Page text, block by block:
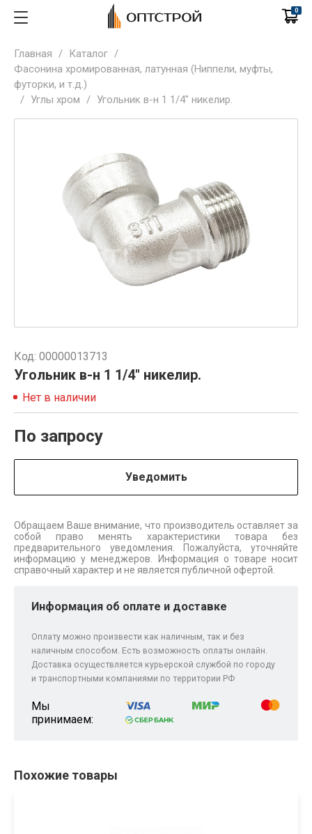
0
Главная / Каталог /
Фасонина хромированная, латунная (Ниппели, муфты,
футорки, и т.д.)
/ Углы хром / Угольник в-н 1 1/4" никелир.
Код: 00000013713
Угольник в-н 1 1/4" никелир.
Нет в наличии
По запросу
Уведомить
Обращаем Ваше внимание, что производитель оставляет за
собой право менять характеристики товара без
предварительного уведомления. Пожалуйста, уточняйте
информацию у менеджеров. Информация о товаре носит
справочный характер и не является публичной офертой.
Информация об оплате и доставке
Оплату можно произвести как наличным, так и без
наличным способом. Есть возможность оплаты онлайн.
Доставка осуществляется курьерской службой по городу
и транспортными компаниями по территории РФ
Мы
принимаем:
Похожие товары